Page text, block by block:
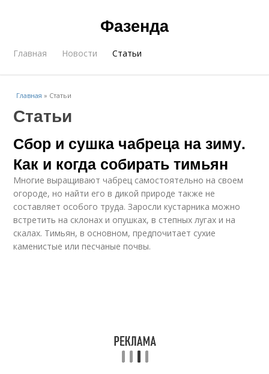
Фазенда
Главная Новости Статьи
Главная » Статьи
Статьи
Сбор и сушка чабреца на зиму.
Как и когда собирать тимьян
Многие выращивают чабрец самостоятельно на своем
огороде, но найти его в дикой природе также не
составляет особого труда. Заросли кустарника можно
встретить на склонах и опушках, в степных лугах и на
скалах. Тимьян, в основном, предпочитает сухие
каменистые или песчаные почвы.